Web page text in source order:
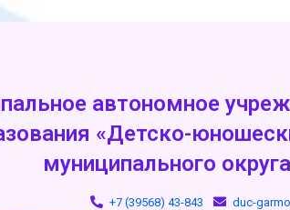
автономное
«Детско-
муниципального
+7 (39568) 43-843
duc-